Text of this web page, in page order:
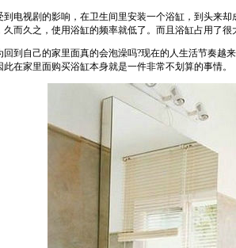
到电视剧的影响，在卫生间里安装一个浴缸，到头来
久而久之，使用浴缸的频率就低了。而且浴缸占用了
回到自己的家里面真的会泡澡吗?现在的人生活节奏越
此在家里面购买浴缸本身就是一件非常不划算的事情。